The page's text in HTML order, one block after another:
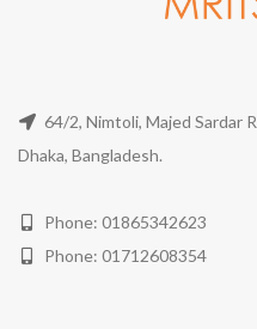
64/2, Nimtoli, Majed Sardar
Dhaka, Bangladesh.
Phone: 01865342623
Phone: 01712608354